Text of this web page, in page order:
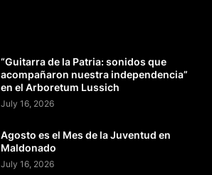
“Guitarra de la Patria: sonidos que
acompañaron nuestra independencia”
en el Arboretum Lussich
July 16, 2026
Agosto es el Mes de la Juventud en
Maldonado
July 16, 2026